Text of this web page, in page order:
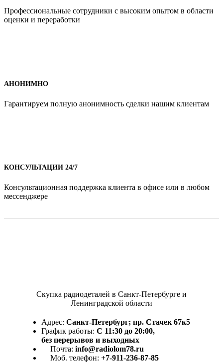
Профессиональные сотрудники с высоким опытом в области
оценки и переработки
АНОНИМНО
Гарантируем полную анонимность сделки нашим клиентам
КОНСУЛЬТАЦИИ 24/7
Консультационная поддержка клиента в офисе или в любом
мессенджере
Скупка радиодеталей в Санкт-Петербурге и
Ленинградской области
Адрес: Санкт-Петербург; пр. Стачек 67к5
График работы: С 11:30 до 20:00,
без перерывов и выходных
Почта: info@radiolom78.ru
Моб. телефон: +7-911-236-87-85